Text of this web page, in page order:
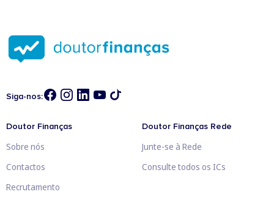
Siga-nos:
Doutor Finanças
Sobre nós
Contactos
Recrutamento
Doutor Finanças Rede
Junte-se à Rede
Consulte todos os ICs